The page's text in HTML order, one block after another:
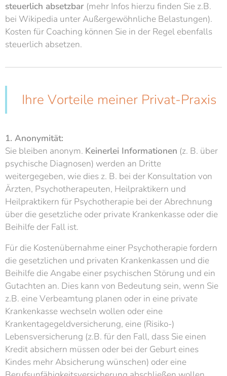
steuerlich absetzbar (mehr Infos hierzu finden Sie z.B.
bei Wikipedia unter Außergewöhnliche Belastungen).
Kosten für Coaching können Sie in der Regel ebenfalls
steuerlich absetzen.
Ihre Vorteile meiner Privat-Praxis
1. Anonymität:
Sie bleiben anonym. Keinerlei Informationen (z. B. über
psychische Diagnosen) werden an Dritte
weitergegeben, wie dies z. B. bei der Konsultation von
Ärzten, Psychotherapeuten, Heilpraktikern und
Heilpraktikern für Psychotherapie bei der Abrechnung
über die gesetzliche oder private Krankenkasse oder die
Beihilfe der Fall ist.
Für die Kostenübernahme einer Psychotherapie fordern
die gesetzlichen und privaten Krankenkassen und die
Beihilfe die Angabe einer psychischen Störung und ein
Gutachten an. Dies kann von Bedeutung sein, wenn Sie
z.B. eine Verbeamtung planen oder in eine private
Krankenkasse wechseln wollen oder eine
Krankentagegeldversicherung, eine (Risiko-)
Lebensversicherung (z.B. für den Fall, dass Sie einen
Kredit absichern müssen oder bei der Geburt eines
Kindes mehr Absicherung wünschen) oder eine